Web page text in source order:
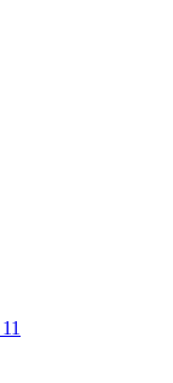
11